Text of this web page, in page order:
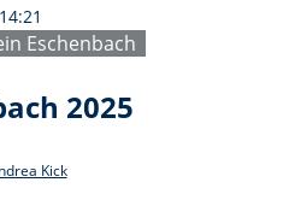
Eschenbach
2025
Kick